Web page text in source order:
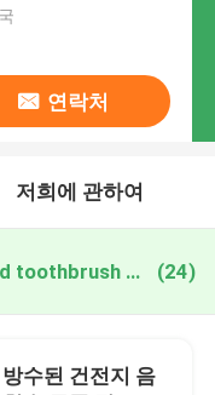
연락처
저희에 관하여
waterproof battery operated toothbrush for adults 온라인 제조 (24)
수된 건전지 음